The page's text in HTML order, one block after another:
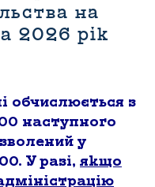
на
2026 рік
обчислюється з
наступного
у
У разі, якщо